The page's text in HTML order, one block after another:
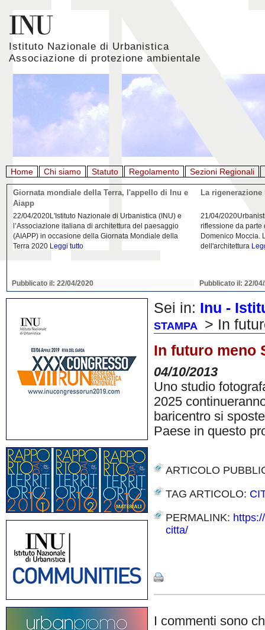
Istituto Nazionale di Urbanistica
Associazione di protezione ambientale
Home Chi siamo Statuto Regolamento Sezioni Regionali
Giornata mondiale della Terra, l'appello di Inu e
Aiapp
22/04/2020L'Istituto Nazionale di Urbanistica (INU) e
l’Associazione italiana di architettura del paesaggio
(AIAPP) in occasione della Giornata Mondiale della
Terra 2020 Leggi tutto
Pubblicato il: 22/04/2020
La
21/04/
riflessione da parte
Domenico Moccia.
dell'architettura
Pubblicato il: 22/
Sei in: Inu -
STAMPA
> In
In futuro meno
04/10/2013
Uno studio
2025
baricentro si
Paese in questo
ARTICOLO
TAG ARTICOLO:
PERMALINK:
citta/
I commenti sono